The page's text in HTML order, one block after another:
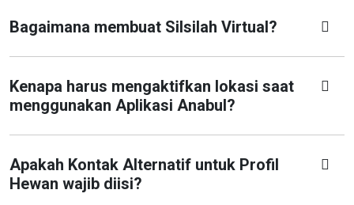
Bagaimana membuat Silsilah Virtual?
Kenapa harus mengaktifkan lokasi saat
menggunakan Aplikasi Anabul?
Apakah Kontak Alternatif untuk Profil
Hewan wajib diisi?